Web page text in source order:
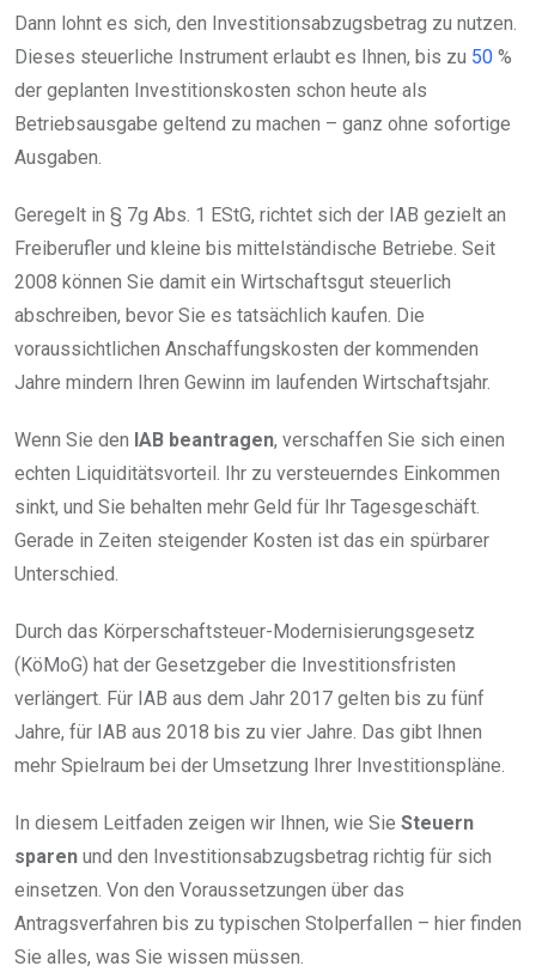
Dann lohnt es sich, den Investitionsabzugsbetrag zu nutzen.
Dieses steuerliche Instrument erlaubt es Ihnen, bis zu 50 %
der geplanten Investitionskosten schon heute als
Betriebsausgabe geltend zu machen – ganz ohne sofortige
Ausgaben.
Geregelt in § 7g Abs. 1 EStG, richtet sich der IAB gezielt an
Freiberufler und kleine bis mittelständische Betriebe. Seit
2008 können Sie damit ein Wirtschaftsgut steuerlich
abschreiben, bevor Sie es tatsächlich kaufen. Die
voraussichtlichen Anschaffungskosten der kommenden
Jahre mindern Ihren Gewinn im laufenden Wirtschaftsjahr.
Wenn Sie den IAB beantragen, verschaffen Sie sich einen
echten Liquiditätsvorteil. Ihr zu versteuerndes Einkommen
sinkt, und Sie behalten mehr Geld für Ihr Tagesgeschäft.
Gerade in Zeiten steigender Kosten ist das ein spürbarer
Unterschied.
Durch das Körperschaftsteuer-Modernisierungsgesetz
(KöMoG) hat der Gesetzgeber die Investitionsfristen
verlängert. Für IAB aus dem Jahr 2017 gelten bis zu fünf
Jahre, für IAB aus 2018 bis zu vier Jahre. Das gibt Ihnen
mehr Spielraum bei der Umsetzung Ihrer Investitionspläne.
In diesem Leitfaden zeigen wir Ihnen, wie Sie Steuern
sparen und den Investitionsabzugsbetrag richtig für sich
einsetzen. Von den Voraussetzungen über das
Antragsverfahren bis zu typischen Stolperfallen – hier finden
Sie alles, was Sie wissen müssen.